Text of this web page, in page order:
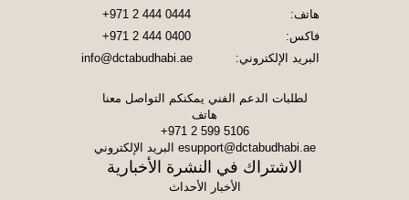
هاتف:
+971 2 444 0444
فاكس:
+971 2 444 0400
البريد الإلكتروني:
info@dctabudhabi.ae
لطلبات الدعم الفني يمكنكم التواصل معنا
هاتف
+971 2 599 5106
esupport@dctabudhabi.ae البريد الإلكتروني
الاشتراك في النشرة الأخبارية
الأخبار الأحداث